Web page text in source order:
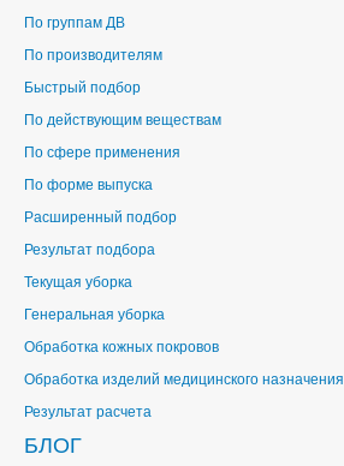
По группам ДВ
По производителям
Быстрый подбор
По действующим веществам
По сфере применения
По форме выпуска
Расширенный подбор
Результат подбора
Текущая уборка
Генеральная уборка
Обработка кожных покровов
Обработка изделий медицинского назначения
Результат расчета
БЛОГ